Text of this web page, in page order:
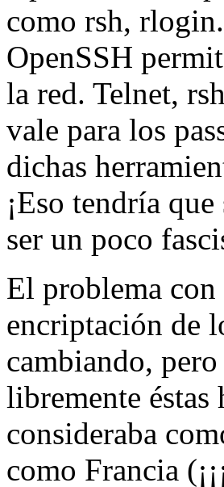
como rsh,
OpenSSH
la red. Telnet,
vale para los
dichas
¡Eso tendría
ser un poco
El problema con
encriptación de
cambiando,
libremente éstas
consideraba
como Francia